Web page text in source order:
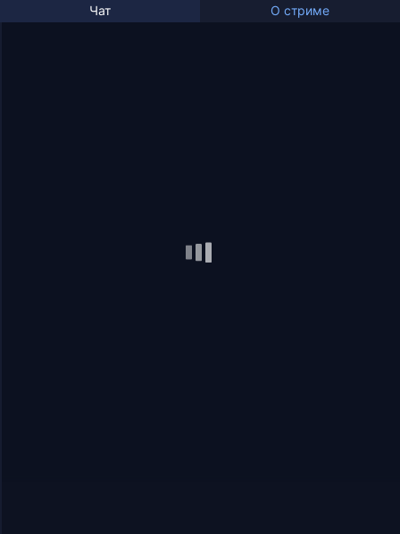
Чат О стриме